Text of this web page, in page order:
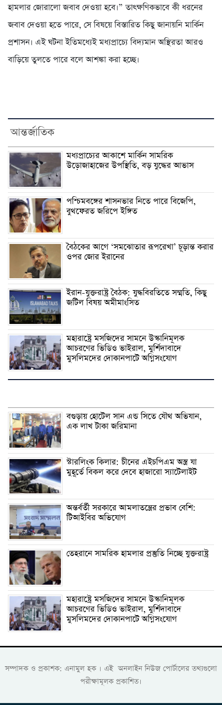
হামলার জোরালো জবাব দেওয়া হবে।” তাৎক্ষণিকভাবে কী ধরনের
জবাব দেওয়া হতে পারে, সে বিষয়ে বিস্তারিত কিছু জানায়নি মার্কিন
প্রশাসন। এই ঘটনা ইতিমধ্যেই মধ্যপ্রাচ্যে বিদ্যমান অস্থিরতা আরও
বাড়িয়ে তুলতে পারে বলে আশঙ্কা করা হচ্ছে।
আন্তর্জাতিক
মধ্যপ্রাচ্যের আকাশে মার্কিন সামরিক
উড়োজাহাজের উপস্থিতি, বড় যুদ্ধের আভাস
পশ্চিমবঙ্গের শাসনভার নিতে পারে বিজেপি,
বুথফেরত জরিপে ইঙ্গিত
বৈঠকের আগে ‘সমঝোতার রূপরেখা’ চূড়ান্ত করার
ওপর জোর ইরানের
ইরান-যুক্তরাষ্ট্র বৈঠক: যুদ্ধবিরতিতে সম্মতি, কিছু
জটিল বিষয় অমীমাংসিত
মহারাষ্ট্রে মসজিদের সামনে উস্কানিমূলক
আচরণের ভিডিও ভাইরাল, মুর্শিদাবাদে
মুসলিমদের দোকানপাটে অগ্নিসংযোগ
বগুড়ায় হোটেল সান এন্ড সিতে যৌথ অভিযান,
এক লাখ টাকা জরিমানা
স্টারলিংক কিলার: চীনের এইচপিএম অস্ত্র যা
মুহূর্তে বিকল করে দেবে হাজারো স্যাটেলাইট
অন্তর্বর্তী সরকারে আমলাতন্ত্রের প্রভাব বেশি:
টিআইবির অভিযোগ
তেহরানে সামরিক হামলার প্রস্তুতি নিচ্ছে যুক্তরাষ্ট্র
মহারাষ্ট্রে মসজিদের সামনে উস্কানিমূলক
আচরণের ভিডিও ভাইরাল, মুর্শিদাবাদে
মুসলিমদের দোকানপাটে অগ্নিসংযোগ
সম্পাদক ও প্রকাশক: এনামুল হক । এই অনলাইন নিউজ পোর্টালের তথ্যগুলো
পরীক্ষামূলক প্রকাশিত।